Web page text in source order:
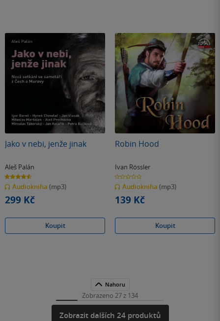
Jako v nebi, jenže jinak
Aleš Palán
4.6
z
5
hvězdiček
Audiokniha (mp3)
299 Kč
Koupit
Robin Hood
Ivan Rössler
0.0
z
5
hvězdiček
Audiokniha (mp3)
139 Kč
Koupit
Nahoru
Zobrazeno 27 z 134
Zobrazit dalších 24 produktů